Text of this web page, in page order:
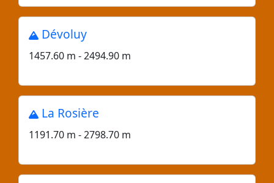
Dévoluy
1457.60 m - 2494.90 m
La Rosière
1191.70 m - 2798.70 m